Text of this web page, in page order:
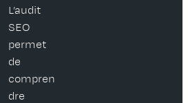
L’audit
SEO
permet
de
compren
dre